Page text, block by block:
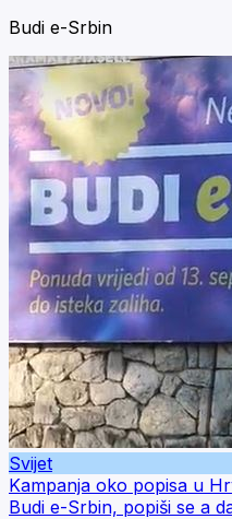
Budi e-Srbin
Svijet
Kampanja oko popisa u
Budi e-Srbin, popiši se a